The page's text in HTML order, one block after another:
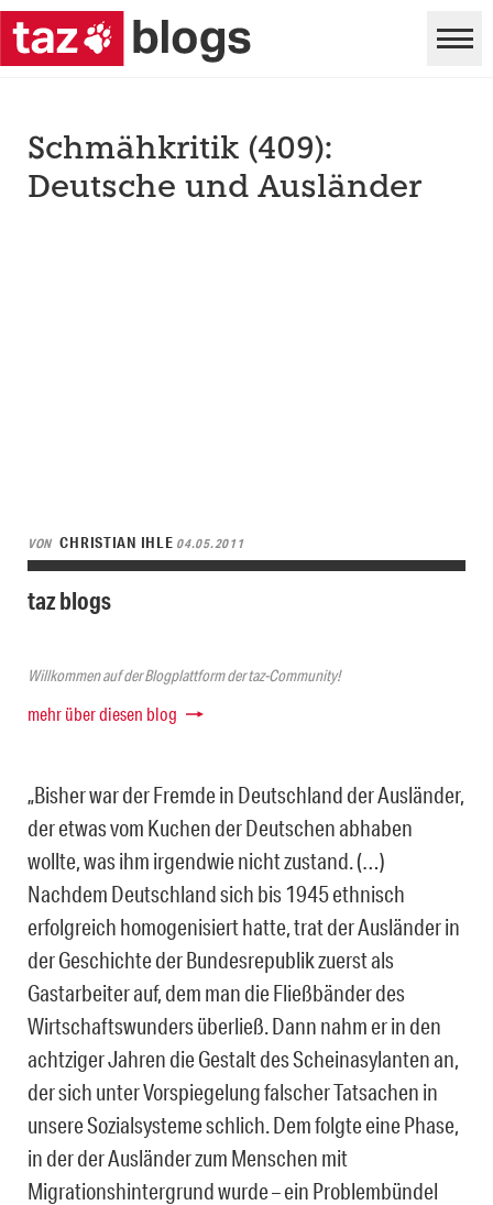
Schmähkritik (409):
Deutsche und Ausländer
VON CHRISTIAN IHLE 04.05.2011
taz blogs
Willkommen auf der Blogplattform der taz-Community!
mehr über diesen blog
„Bisher war der Fremde in Deutschland der Ausländer,
der etwas vom Kuchen der Deutschen abhaben
wollte, was ihm irgendwie nicht zustand. (…)
Nachdem Deutschland sich bis 1945 ethnisch
erfolgreich homogenisiert hatte, trat der Ausländer in
der Geschichte der Bundesrepublik zuerst als
Gastarbeiter auf, dem man die Fließbänder des
Wirtschaftswunders überließ. Dann nahm er in den
achtziger Jahren die Gestalt des Scheinasylanten an,
der sich unter Vorspiegelung falscher Tatsachen in
unsere Sozialsysteme schlich. Dem folgte eine Phase,
in der der Ausländer zum Menschen mit
Migrationshintergrund wurde – ein Problembündel